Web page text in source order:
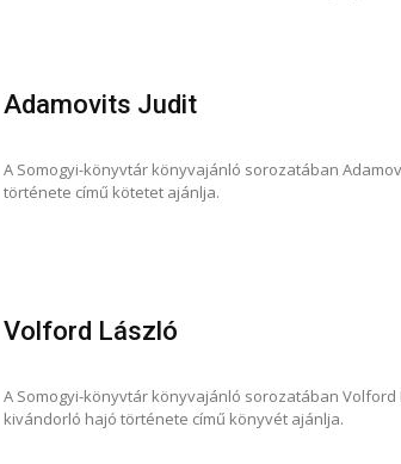
Adamovits Judit
A Somogyi-könyvtár könyvajánló sorozatában
története című kötetet ajánlja.
Volford László
A Somogyi-könyvtár könyvajánló sorozatában Volford
kivándorló hajó története című könyvét ajánlja.